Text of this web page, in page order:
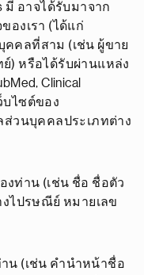
อาจได้รับมาจาก
องเรา (ได้แก่
คลที่สาม (เช่น ผู้ขาย
) หรือได้รับผ่านแหล่ง
Clinical
บไซต์ของ
ส่วนบุคคลประเภทต่าง
ท่าน (เช่น ชื่อ ชื่อตัว
ไปรษณีย์ หมายเลข
น (เช่น คำนำหน้าชื่อ